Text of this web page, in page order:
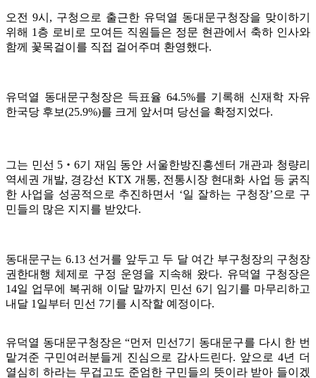
오전 9시, 구청으로 출근한 유덕열 동대문구청장을 맞이하기
위해 1층 로비로 모여든 직원들은 정문 현관에서 축하 인사와
함께 꽃목걸이를 직접 걸어주며 환영했다.
유덕열 동대문구청장은 득표율 64.5%를 기록해 신재학 자유
한국당 후보(25.9%)를 크게 앞서며 당선을 확정지었다.
그는 민선 5‧6기 재임 동안 서울한방진흥센터 개관과 청량리
역세권 개발, 경강선 KTX 개통, 전통시장 현대화 사업 등 굵직
한 사업을 성공적으로 추진하면서 ‘일 잘하는 구청장’으로 구
민들의 많은 지지를 받았다.
동대문구는 6.13 선거를 앞두고 두 달 여간 부구청장의 구청장
권한대행 체제로 구정 운영을 지속해 왔다. 유덕열 구청장은
14일 업무에 복귀해 이달 말까지 민선 6기 임기를 마무리하고
내달 1일부터 민선 7기를 시작할 예정이다.
유덕열 동대문구청장은 “먼저 민선7기 동대문구를 다시 한 번
맡겨준 구민여러분들게 진심으로 감사드린다. 앞으로 4년 더
열심히 하라는 무겁고도 준엄한 구민들의 뜻이라 받아 들이겠